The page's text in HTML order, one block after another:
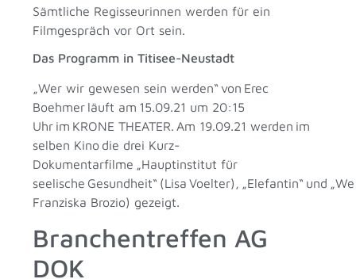
Sämtliche Regisseurinnen werden für ein
Filmgespräch vor Ort sein.
Das Programm in Titisee-Neustadt
„Wer wir gewesen sein werden“ von Erec
Boehmer läuft am 15.09.21 um 20:15
Uhr im KRONE THEATER. Am 19.09.21 werden im
selben Kino die drei Kurz-
Dokumentarfilme „Hauptinstitut für
seelische Gesundheit“ (Lisa Voelter), „Elefantin“ und
Franziska Brozio) gezeigt.
Branchentreffen AG
DOK